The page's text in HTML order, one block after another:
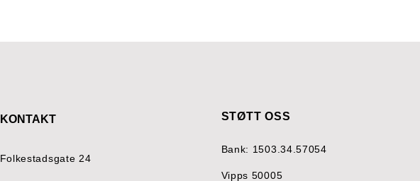
Gabriellasenteret
KONTAKT
Folkestadsgate 24
STØTT OSS
Bank: 1503.34.57054
Vipps 50005